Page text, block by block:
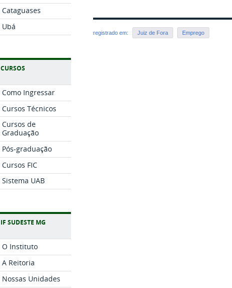
Cataguases
Ubá
CURSOS
Como Ingressar
Cursos Técnicos
Cursos de
Graduação
Pós-graduação
Cursos FIC
Sistema UAB
IF SUDESTE MG
O Instituto
A Reitoria
Nossas Unidades
registrado em: Juiz de Fora Emprego